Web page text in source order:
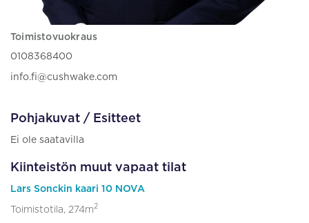
Toimistovuokraus
0108368400
info.fi@cushwake.com
Pohjakuvat / Esitteet
Ei ole saatavilla
Kiinteistön muut vapaat tilat
Lars Sonckin kaari 10 NOVA
Toimistotila, 274m2